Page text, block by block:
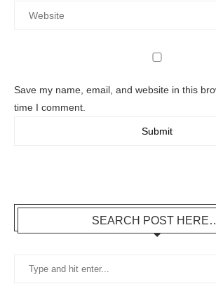
Save my name, email, and website in this
time I comment.
SEARCH POST